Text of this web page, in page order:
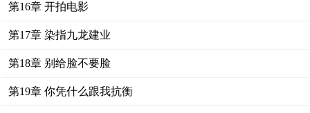
第16章 开拍电影
第17章 染指九龙建业
第18章 别给脸不要脸
第19章 你凭什么跟我抗衡